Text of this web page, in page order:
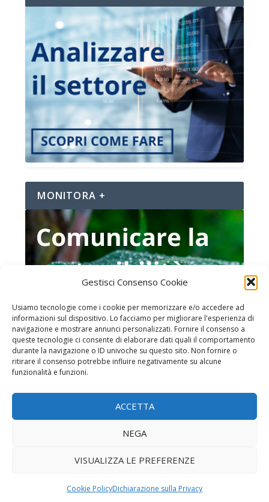
Gestisci Consenso Cookie
Usiamo tecnologie come i cookie per memorizzare e/o accedere ad
informazioni sul dispositivo. Lo facciamo per migliorare l'esperienza di
navigazione e mostrare annunci personalizzati. Fornire il consenso a
queste tecnologie ci consente di elaborare dati quali il comportamento
durante la navigazione o ID univoche su questo sito. Non fornire o
ritirare il consenso potrebbe influire negativamente su alcune
funzionalità e funzioni.
ACCETTA
NEGA
VISUALIZZA LE PREFERENZE
Cookie PolicyDichiarazione sulla Privacy
MONITORA +
Home page
© Competitive Data Srl - Via San Gregorio 6 - 20124 Milano (MI) - CF e P.IVA: